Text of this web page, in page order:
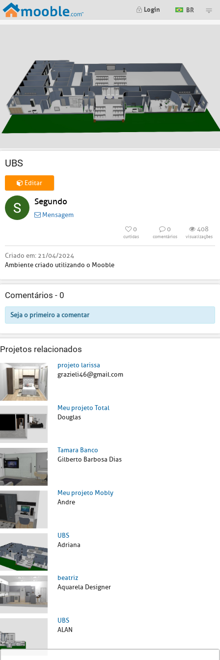
Login BR
UBS
Editar
Segundo
Mensagem
0
curtidas
0
comentários
408
visualizações
Criado em: 21/04/2024
Ambiente criado utilizando o Mooble
Comentários - 0
Seja o primeiro a comentar
Projetos relacionados
projeto larissa
grazieli46@gmail.com
Meu projeto Total
Douglas
Tamara Banco
Gilberto Barbosa Dias
Meu projeto Mobly
Andre
UBS
Adriana
beatriz
Aquarela Designer
UBS
ALAN